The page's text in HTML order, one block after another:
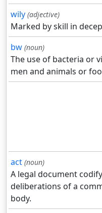
wily (adjective)
Marked by skill in
bw (noun)
The use of bacteria or
men and animals or
act (noun)
A legal document
deliberations of a
body.